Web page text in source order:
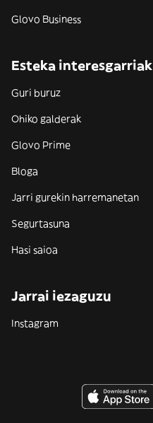
Glovo Business
Esteka interesgarriak
Guri buruz
Ohiko galderak
Glovo Prime
Bloga
Jarri gurekin harremanetan
Segurtasuna
Hasi saioa
Jarrai iezaguzu
Instagram